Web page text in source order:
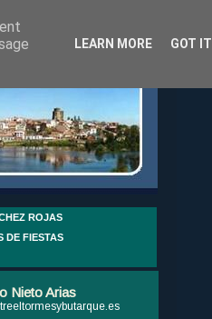
ROJAS
DE FIESTAS
Nieto Arias
LEARN MORE GOT IT